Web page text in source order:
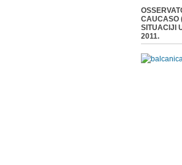
CAUCASO
SITUACIJI
2011.